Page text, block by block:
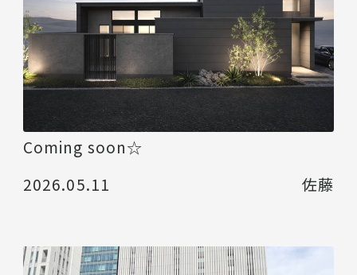
Coming soon☆
2026.05.11
佐藤